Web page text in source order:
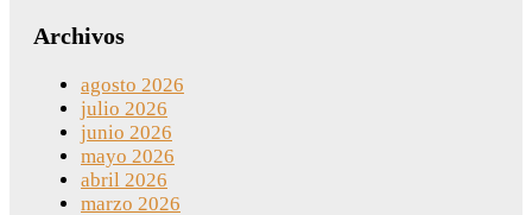
Archivos
agosto 2026
julio 2026
junio 2026
mayo 2026
abril 2026
marzo 2026